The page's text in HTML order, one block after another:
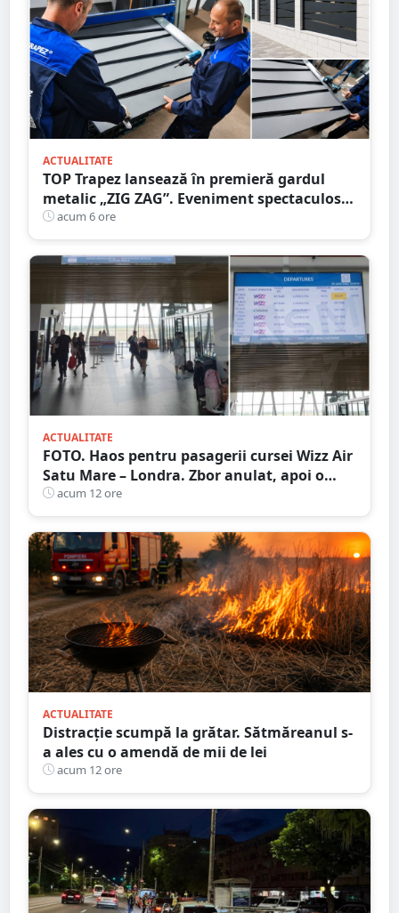
ACTUALITATE
TOP Trapez lansează în premieră gardul
metalic „ZIG ZAG”. Eveniment spectaculos
în Grădina Romei
acum 6 ore
ACTUALITATE
FOTO. Haos pentru pasagerii cursei Wizz Air
Satu Mare – Londra. Zbor anulat, apoi o
nouă întârziere. Fără explicații clare
acum 12 ore
ACTUALITATE
Distracție scumpă la grătar. Sătmăreanul s-
a ales cu o amendă de mii de lei
acum 12 ore